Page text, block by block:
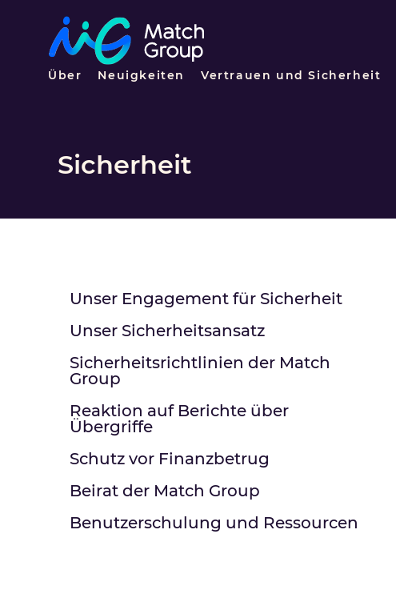
Über Neuigkeiten Vertrauen und Sicherheit
Sicherheit
Unser Engagement für Sicherheit
Unser Sicherheitsansatz
Sicherheitsrichtlinien der Match
Group
Reaktion auf Berichte über
Übergriffe
Schutz vor Finanzbetrug
Beirat der Match Group
Benutzerschulung und Ressourcen